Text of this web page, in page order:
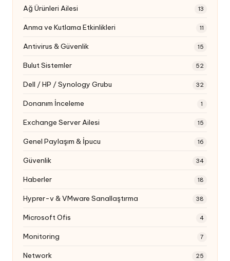
Ağ Ürünleri Ailesi 13
Anma ve Kutlama Etkinlikleri 11
Antivirus & Güvenlik 15
Bulut Sistemler 52
Dell / HP / Synology Grubu 32
Donanım İnceleme 1
Exchange Server Ailesi 15
Genel Paylaşım & İpucu 16
Güvenlik 34
Haberler 18
Hyprer-v & VMware Sanallaştırma 38
Microsoft Ofis 4
Monitoring 7
Network 25